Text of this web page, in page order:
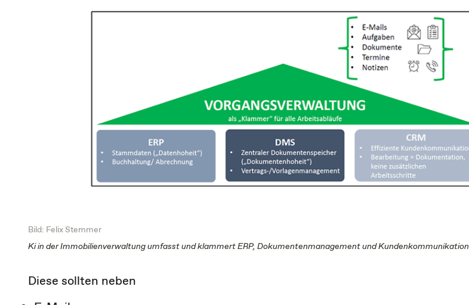
Bild: Felix Stemmer
Ki in der Immobilienverwaltung umfasst und klammert ERP, Dokumentenmanagement und Kundenkommunikation
Diese sollten neben